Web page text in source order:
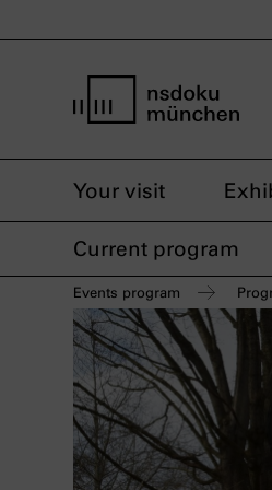
Your visit
Current program
Events program